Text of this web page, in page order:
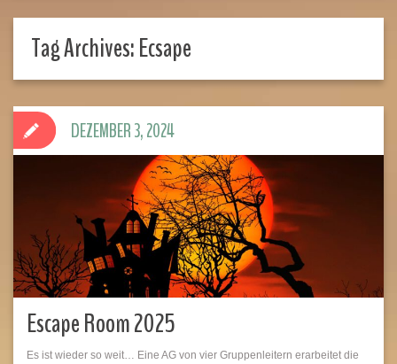
Tag Archives:Ecsape
Escape Room 2025
Es ist wieder so weit… Eine AG von vier Gruppenleitern erarbeitet die
DEZEMBER 3, 2024